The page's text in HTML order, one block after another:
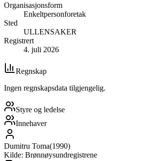
Organisasjonsform
Enkeltpersonforetak
Sted
ULLENSAKER
Registrert
4. juli 2026
Regnskap
Ingen regnskapsdata tilgjengelig.
Styre og ledelse
Innehaver
Dumitru Toma(1990)
Kilde: Brønnøysundregistrene